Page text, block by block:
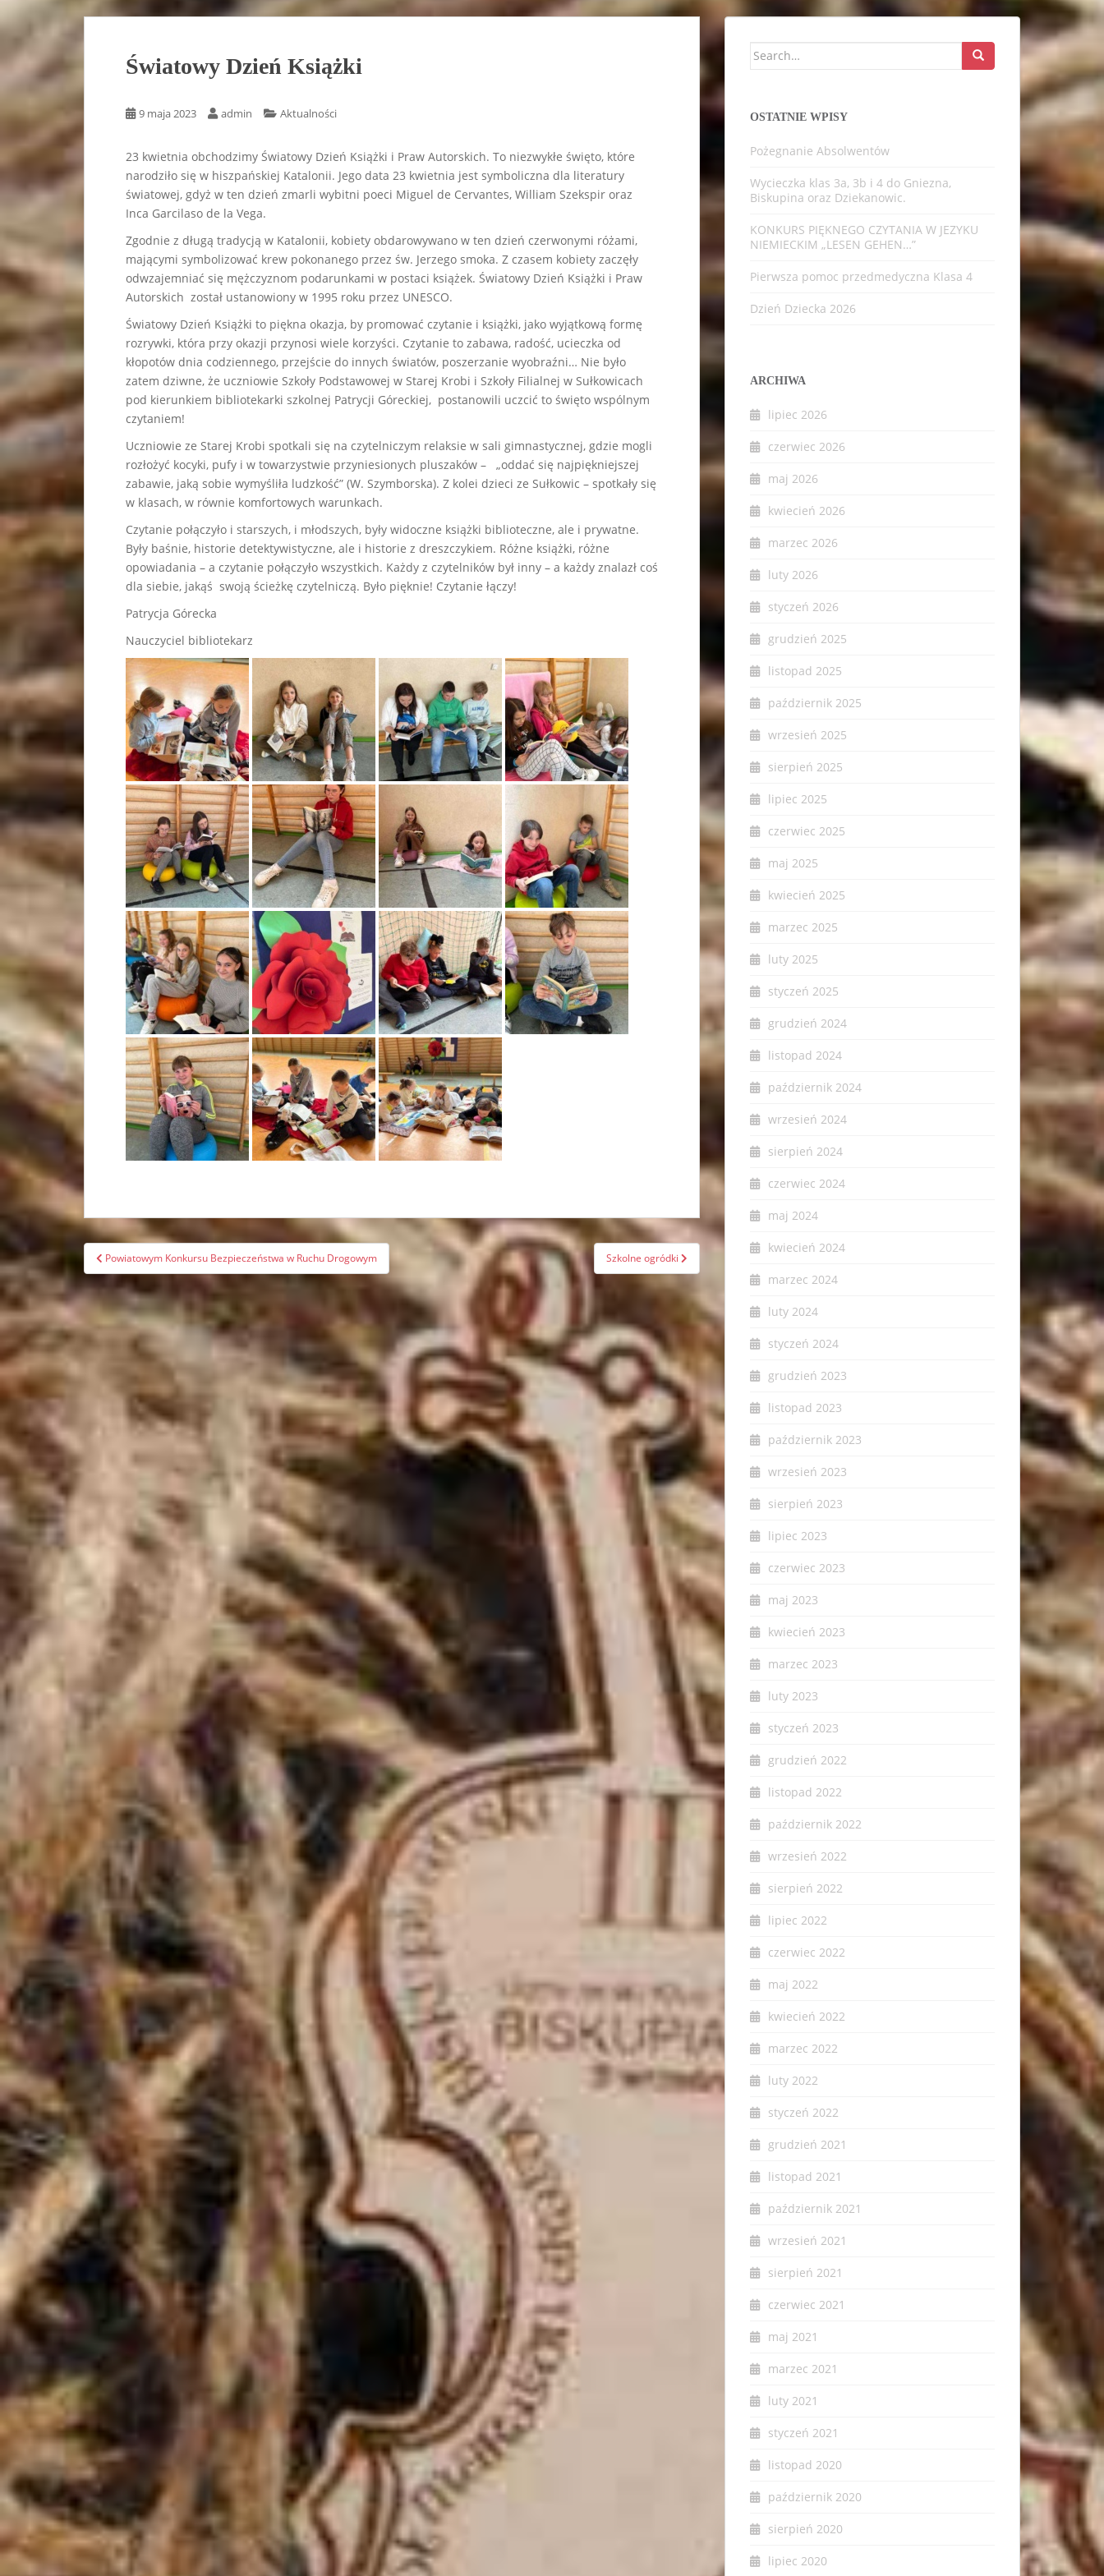
Światowy Dzień Książki
9 maja 2023 admin Aktualności
23 kwietnia obchodzimy Światowy Dzień Książki i Praw Autorskich. To niezwykłe święto, które
narodziło się w hiszpańskiej Katalonii. Jego data 23 kwietnia jest symboliczna dla literatury
światowej, gdyż w ten dzień zmarli wybitni poeci Miguel de Cervantes, William Szekspir oraz
Inca Garcilaso de la Vega.
Zgodnie z długą tradycją w Katalonii, kobiety obdarowywano w ten dzień czerwonymi różami,
mającymi symbolizować krew pokonanego przez św. Jerzego smoka. Z czasem kobiety zaczęły
odwzajemniać się mężczyznom podarunkami w postaci książek. Światowy Dzień Książki i Praw
Autorskich został ustanowiony w 1995 roku przez UNESCO.
Światowy Dzień Książki to piękna okazja, by promować czytanie i książki, jako wyjątkową formę
rozrywki, która przy okazji przynosi wiele korzyści. Czytanie to zabawa, radość, ucieczka od
kłopotów dnia codziennego, przejście do innych światów, poszerzanie wyobraźni… Nie było
zatem dziwne, że uczniowie Szkoły Podstawowej w Starej Krobi i Szkoły Filialnej w Sułkowicach
pod kierunkiem bibliotekarki szkolnej Patrycji Góreckiej, postanowili uczcić to święto wspólnym
czytaniem!
Uczniowie ze Starej Krobi spotkali się na czytelniczym relaksie w sali gimnastycznej, gdzie mogli
rozłożyć kocyki, pufy i w towarzystwie przyniesionych pluszaków – „oddać się najpiękniejszej
zabawie, jaką sobie wymyśliła ludzkość” (W. Szymborska). Z kolei dzieci ze Sułkowic – spotkały się
w klasach, w równie komfortowych warunkach.
Czytanie połączyło i starszych, i młodszych, były widoczne książki biblioteczne, ale i prywatne.
Były baśnie, historie detektywistyczne, ale i historie z dreszczykiem. Różne książki, różne
opowiadania – a czytanie połączyło wszystkich. Każdy z czytelników był inny – a każdy znalazł coś
dla siebie, jakąś swoją ścieżkę czytelniczą. Było pięknie! Czytanie łączy!
Patrycja Górecka
Nauczyciel bibliotekarz
Nawigacja
wpisu
Powiatowym Konkursu Bezpieczeństwa w Ruchu Drogowym Szkolne ogródki
Search
OSTATNIE WPISY
Pożegnanie Absolwentów
Wycieczka klas 3a, 3b i 4 do Gniezna,
Biskupina oraz Dziekanowic.
KONKURS PIĘKNEGO CZYTANIA W JEZYKU
NIEMIECKIM „LESEN GEHEN…”
Pierwsza pomoc przedmedyczna Klasa 4
Dzień Dziecka 2026
ARCHIWA
lipiec 2026
czerwiec 2026
maj 2026
kwiecień 2026
marzec 2026
luty 2026
styczeń 2026
grudzień 2025
listopad 2025
październik 2025
wrzesień 2025
sierpień 2025
lipiec 2025
czerwiec 2025
maj 2025
kwiecień 2025
marzec 2025
luty 2025
styczeń 2025
grudzień 2024
listopad 2024
październik 2024
wrzesień 2024
sierpień 2024
czerwiec 2024
maj 2024
kwiecień 2024
marzec 2024
luty 2024
styczeń 2024
grudzień 2023
listopad 2023
październik 2023
wrzesień 2023
sierpień 2023
lipiec 2023
czerwiec 2023
maj 2023
kwiecień 2023
marzec 2023
luty 2023
styczeń 2023
grudzień 2022
listopad 2022
październik 2022
wrzesień 2022
sierpień 2022
lipiec 2022
czerwiec 2022
maj 2022
kwiecień 2022
marzec 2022
luty 2022
styczeń 2022
grudzień 2021
listopad 2021
październik 2021
wrzesień 2021
sierpień 2021
czerwiec 2021
maj 2021
marzec 2021
luty 2021
styczeń 2021
listopad 2020
październik 2020
sierpień 2020
lipiec 2020